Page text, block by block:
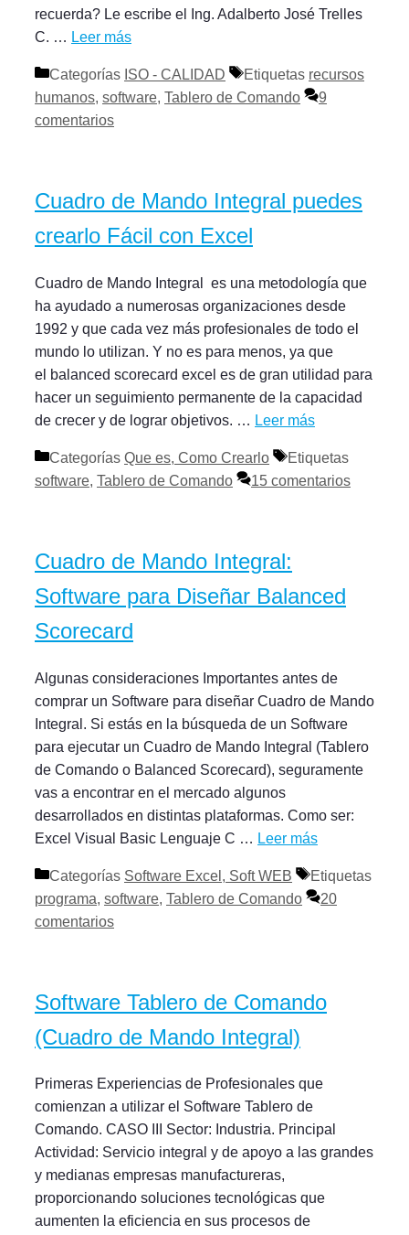
recuerda? Le escribe el Ing. Adalberto José Trelles
C. … Leer más
Categorías ISO - CALIDAD Etiquetas recursos
humanos, software, Tablero de Comando
9
comentarios
Cuadro de Mando Integral puedes
crearlo Fácil con Excel
Cuadro de Mando Integral es una metodología que
ha ayudado a numerosas organizaciones desde
1992 y que cada vez más profesionales de todo el
mundo lo utilizan. Y no es para menos, ya que
el balanced scorecard excel es de gran utilidad para
hacer un seguimiento permanente de la capacidad
de crecer y de lograr objetivos. … Leer más
Categorías Que es, Como Crearlo
Etiquetas
software, Tablero de Comando 15 comentarios
Cuadro de Mando Integral:
Software para Diseñar Balanced
Scorecard
Algunas consideraciones Importantes antes de
comprar un Software para diseñar Cuadro de Mando
Integral. Si estás en la búsqueda de un Software
para ejecutar un Cuadro de Mando Integral (Tablero
de Comando o Balanced Scorecard), seguramente
vas a encontrar en el mercado algunos
desarrollados en distintas plataformas. Como ser:
Excel Visual Basic Lenguaje C … Leer más
Categorías Software Excel, Soft WEB
Etiquetas
programa, software, Tablero de Comando
20
comentarios
Software Tablero de Comando
(Cuadro de Mando Integral)
Primeras Experiencias de Profesionales que
comienzan a utilizar el Software Tablero de
Comando. CASO III Sector: Industria. Principal
Actividad: Servicio integral y de apoyo a las grandes
y medianas empresas manufactureras,
proporcionando soluciones tecnológicas que
aumenten la eficiencia en sus procesos de